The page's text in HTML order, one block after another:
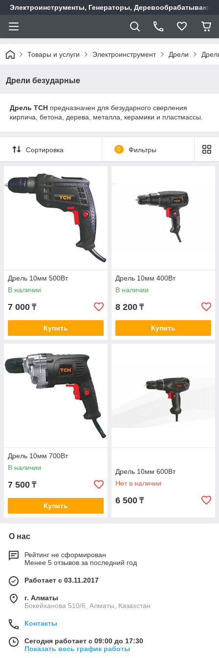
Электроинструменты, Генераторы,
Товары и услуги Электроинструмент Дрели
Дрели безударные
Дрель TCH предназначен для безударного сверления
кирпича, бетона, дерева, металла, керамики и пластмассы.
Сортировка 0 Фильтры
Дрель 10мм 500Вт
В наличии
7 000 ₸
Купить
Дрель 10мм 400Вт
В наличии
8 200 ₸
Купить
Дрель 10мм 700Вт
В наличии
7 500 ₸
Купить
Дрель 10мм 600Вт
Нет в наличии
6 500 ₸
О нас
Рейтинг не сформирован
Менее 5 отзывов за последний год
Работает с 03.11.2017
г. Алматы
Бокейханова 510/6, Алматы, Казахстан
Контакты
Сегодня работает с 09:00 до 17:30
Показать весь график работы